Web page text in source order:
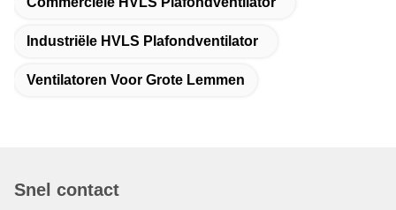
Industriële HVLS Plafondventilator
Ventilatoren Voor Grote Lemmen
Snel contact